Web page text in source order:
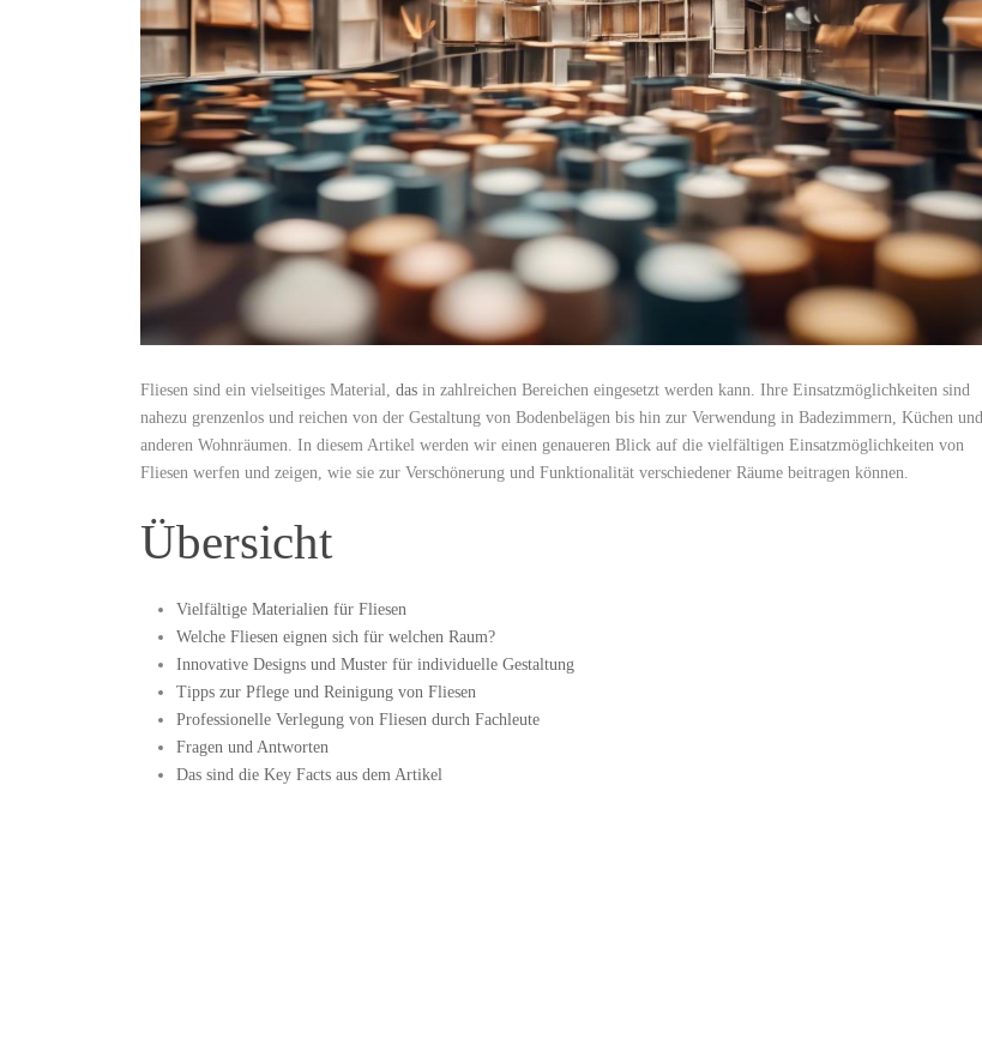
Fliesen sind ein vielseitiges Material, das in zahlreichen Bereichen eingesetzt werden kann. Ihre Einsatzmöglichkeiten sind
nahezu grenzenlos und reichen von der Gestaltung von Bodenbelägen bis hin zur Verwendung in Badezimmern, Küchen und
anderen Wohnräumen. In diesem Artikel werden wir einen genaueren Blick auf die vielfältigen Einsatzmöglichkeiten von
Fliesen werfen und zeigen, wie sie zur Verschönerung und Funktionalität verschiedener Räume beitragen können.
Übersicht
Vielfältige Materialien für Fliesen
Welche Fliesen eignen sich für welchen Raum?
Innovative Designs und Muster für individuelle Gestaltung
Tipps zur Pflege und Reinigung von Fliesen
Professionelle Verlegung von Fliesen durch Fachleute
Fragen und Antworten
Das sind die Key Facts aus dem Artikel